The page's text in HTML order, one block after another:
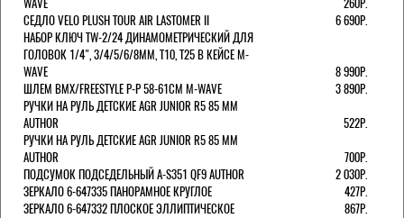
СЕДЛО VELO PLUSH TOUR AIR LASTOMER II
6 690Р.
НАБОР КЛЮЧ TW-2/24 ДИНАМОМЕТРИЧЕСКИЙ ДЛЯ
ГОЛОВОК 1/4", 3/4/5/6/8ММ, T10, T25 В КЕЙСЕ M-
WAVE
8 990Р.
ШЛЕМ ВМХ/FREESTYLE Р-Р 58-61СМ M-WAVE
3 890Р.
РУЧКИ НА РУЛЬ ДЕТСКИЕ AGR JUNIOR R5 85 ММ
AUTHOR
522Р.
РУЧКИ НА РУЛЬ ДЕТСКИЕ AGR JUNIOR R5 85 ММ
AUTHOR
700Р.
ПОДСУМОК ПОДСЕДЕЛЬНЫЙ A-S351 QF9 AUTHOR
2 030Р.
ЗЕРКАЛО 6-647335 ПАНОРАМНОЕ КРУГЛОЕ
427Р.
ЗЕРКАЛО 6-647332 ПЛОСКОЕ ЭЛЛИПТИЧЕСКОЕ
867Р.